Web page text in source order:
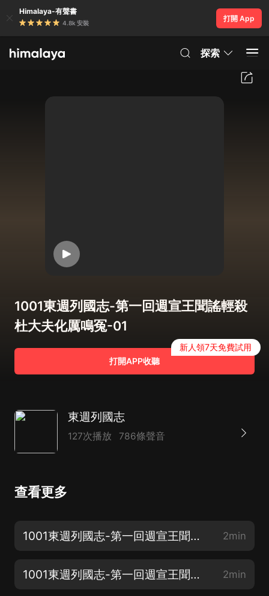
Himalaya-有聲書
4.8k 安裝
打開 App
探索
1001東週列國志-第一回週宣王聞謠輕殺
杜大夫化厲鳴冤-01
打開APP收聽
新人領7天免費試用
東週列國志
127次播放 786條聲音
查看更多
1001東週列國志-第一回週宣王聞謠輕殺杜大夫化厲鳴冤-01 2min
1001東週列國志-第一回週宣王聞謠輕殺杜大夫化厲鳴冤-02 2min